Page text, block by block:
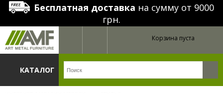
Бесплатная доставка на сумму от 9000
грн.
Корзина пуста
КАТАЛОГ